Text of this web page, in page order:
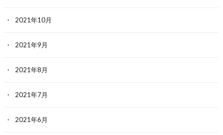
2021年10月
2021年9月
2021年8月
2021年7月
2021年6月